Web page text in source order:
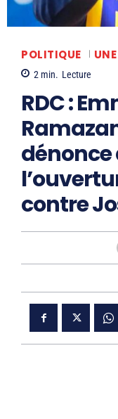
POLITIQUE UNE
2 min. Lecture
RDC :
dénonce
contre